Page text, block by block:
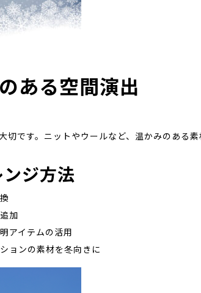
ある空間演出
切です。ニットやウールなど、温かみのある素
ジ方法
加
アイテムの活用
ョンの素材を冬向きに